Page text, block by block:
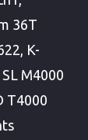
36T
K-
M4000
T4000